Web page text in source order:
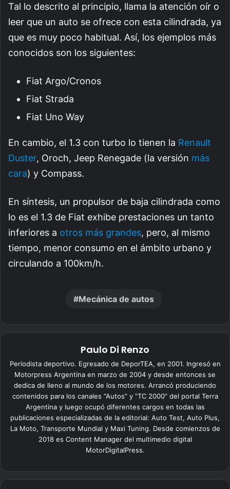
Tal lo descrito al principio, llama la atención oír o
leer que un auto se ofrece con esta cilindrada, ya
que es muy poco habitual. Así, los ejemplos más
conocidos son los siguientes:
Fiat Argo/Cronos
Fiat Strada
Fiat Uno Way
En cambio, el 1.3 con turbo lo tienen la Renault
Duster, Oroch, Jeep Renegade (la versión más
cara) y Compass.
En síntesis, un propulsor de baja cilindrada como
lo es el 1.3 de Fiat exhibe prestaciones un tanto
inferiores a otros más grandes, pero, al mismo
tiempo, menor consumo en el ámbito urbano y
circulando a 100km/h.
Mecánica de autos
Paulo Di Renzo
Periodista deportivo. Egresado de DeporTEA, en 2001. Ingresó en
Motorpress Argentina en marzo de 2004 y desde entonces se
dedica de lleno al mundo de los motores. Arrancó produciendo
contenidos para los canales “Autos” y “TC 2000” del portal Terra
Argentina y luego ocupó diferentes cargos en todas las
publicaciones especializadas de la editorial: Auto Test, Auto Plus,
La Moto, Transporte Mundial y Maxi Tuning. Desde comienzos de
2018 es Content Manager del multimedio digital
MotorDigitalPress.